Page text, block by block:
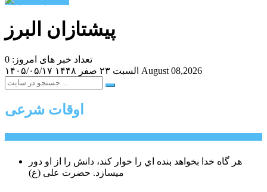
پیشتازان البرز
تعداد خبر های امروز: 0
۱۴۰۵/۰۵/۱۷
السبت ۲۳ صفر ۱۴۴۸ August 08,2026
اوقات شرعی
هر گاه خدا بخواهد بنده اي را خوار كند، دانش را از او دور
میسازد. حضرت علی (ع)